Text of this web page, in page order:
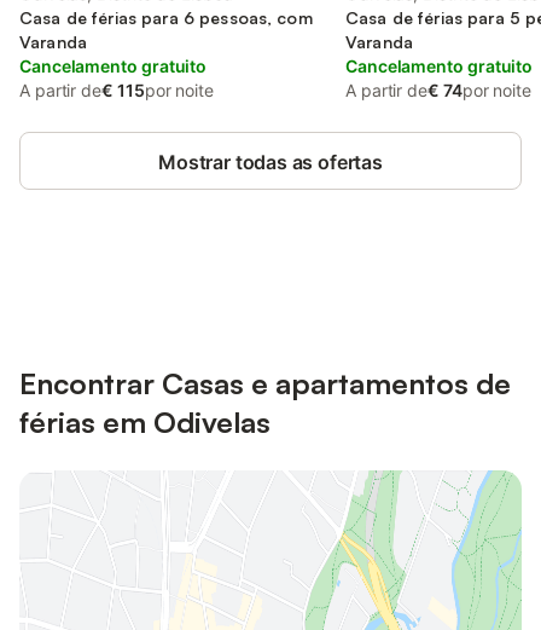
Casa de férias para 6 pessoas, com
Varanda
Cancelamento gratuito
A partir de€ 115por noite
Casa de férias para 5
Varanda
Cancelamento gratuito
A partir de€ 74por noite
Mostrar todas as ofertas
Encontrar Casas e apartamentos de
férias em Odivelas